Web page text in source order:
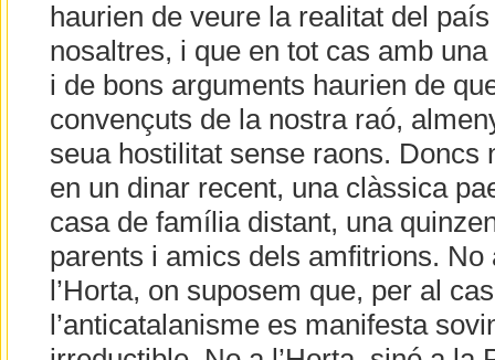
haurien de veure la realitat del
nosaltres, i que en tot cas amb
i de bons arguments haurien de
convençuts de la nostra raó,
seua hostilitat sense raons. Doncs
en un dinar recent, una clàssica
casa de família distant, una
parents i amics dels amfitrions. No
l’Horta, on suposem que, per al
l’anticatalanisme es manifesta